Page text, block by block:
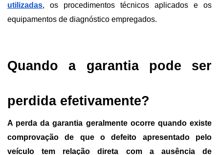
utilizadas, os procedimentos técnicos aplicados e os
equipamentos de diagnóstico empregados.
Quando a garantia pode ser
perdida efetivamente?
A perda da garantia geralmente ocorre quando existe
comprovação de que o defeito apresentado pelo
veículo tem relação direta com a ausência de